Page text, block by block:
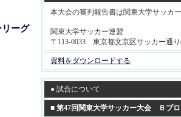
ーグ
本大会の審判報告書は関東大学サッカ
関東大学サッカー連盟
〒113-0033 東京都文京区サッカー通
資料をダウンロードする
● 試合について
■ 第47回関東大学サッカー大会 Ｂブ